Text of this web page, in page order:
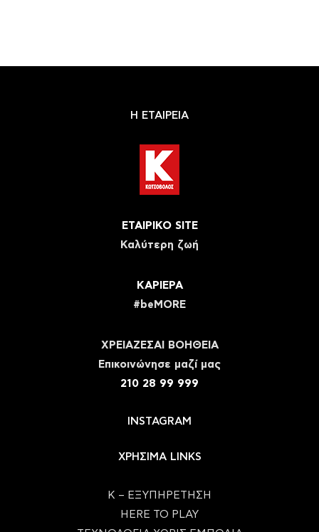
Η ΕΤΑΙΡΕΙΑ
ΕΤΑΙΡΙΚΟ SITE
Καλύτερη ζωή
ΚΑΡΙΕΡΑ
#beMORE
ΧΡΕΙΑΖΕΣΑΙ ΒΟΗΘΕΙΑ
Eπικοινώνησε μαζί μας
210 28 99 999
INSTAGRAM
ΧΡΗΣΙΜΑ LINKS
Κ – ΕΞΥΠΗΡΕΤΗΣΗ
HERE TO PLAY